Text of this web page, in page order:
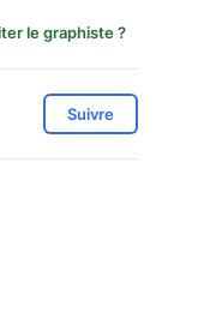
le graphiste ?
Suivre